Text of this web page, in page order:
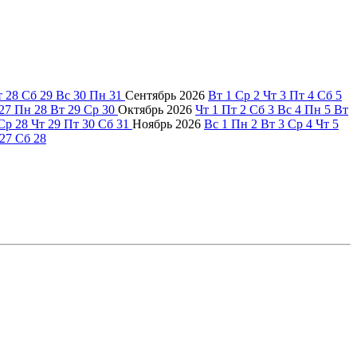
28 Сб 29 Вс 30 Пн 31 Сентябрь 2026 Вт 1 Ср 2 Чт 3 Пт 4 Сб 5
27 Пн 28 Вт 29 Ср 30 Октябрь 2026 Чт 1 Пт 2 Сб 3 Вс 4 Пн 5 Вт
28 Чт 29 Пт 30 Сб 31 Ноябрь 2026 Вс 1 Пн 2 Вт 3 Ср 4 Чт 5
27 Сб 28